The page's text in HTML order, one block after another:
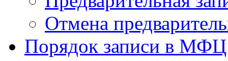
Отмена
Порядок записи в МФЦ